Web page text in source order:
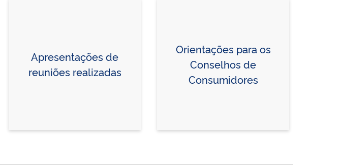
Apresentações de
reuniões realizadas
Orientações para os
Conselhos de
Consumidores